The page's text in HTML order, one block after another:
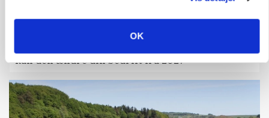
OK
kan den ændre din bedrift fra 2027